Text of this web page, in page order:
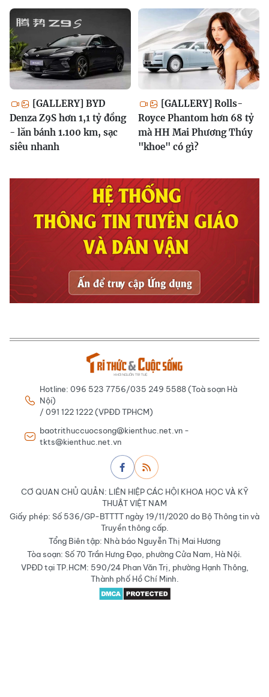
[GALLERY] BYD
Denza Z9S hơn 1,1 tỷ đồng
- lăn bánh 1.100 km, sạc
siêu nhanh
[GALLERY] Rolls-
Royce Phantom hơn 68 tỷ
mà HH Mai Phương Thúy
"khoe" có gì?
Hotline: 096 523 7756/035 249 5588 (Toà soạn Hà
Nội)
/ 091 122 1222 (VPĐD TPHCM)
baotrithuccuocsong@kienthuc.net.vn -
tkts@kienthuc.net.vn
CƠ QUAN CHỦ QUẢN: LIÊN HIỆP CÁC HỘI KHOA HỌC VÀ KỸ
THUẬT VIỆT NAM
Giấy phép: Số 536/GP-BTTTT ngày 19/11/2020 do Bộ Thông tin và
Truyền thông cấp.
Tổng Biên tập: Nhà báo Nguyễn Thị Mai Hương
Tòa soạn: Số 70 Trần Hưng Đạo, phường Cửa Nam, Hà Nội.
VPĐD tại TP.HCM: 590/24 Phan Văn Trị, phường Hạnh Thông,
Thành phố Hồ Chí Minh.